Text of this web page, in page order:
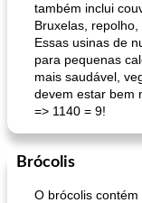
muffins de farelo de
também inclui
Bruxelas,
Essas usinas de
para pequenas
mais saudável,
devem estar bem
=> 1140 = 9!
Brócolis
O brócolis